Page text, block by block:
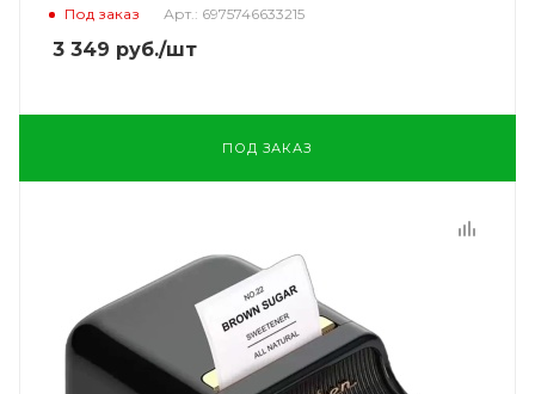
Под заказ Арт.: 6975746633215
3 349 руб./шт
ПОД ЗАКАЗ